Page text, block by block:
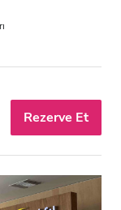
Rezerve Et